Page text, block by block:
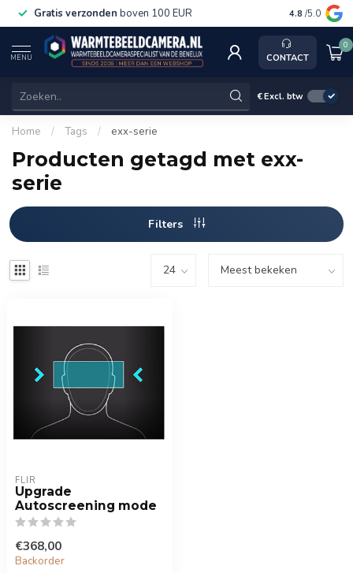
Gratis verzonden boven 100 EUR Service,
4.8 /5.0
MENU CONTACT
0
€Excl. btw
Home / Tags / exx-serie
Producten getagd met exx-
serie
Filters
FLIR
Upgrade
Autoscreening mode
€368,00
Backorder